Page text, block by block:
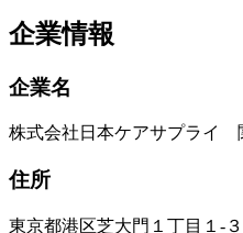
企業情報
企業名
株式会社日本ケアサプライ
住所
東京都港区芝大門１丁目１